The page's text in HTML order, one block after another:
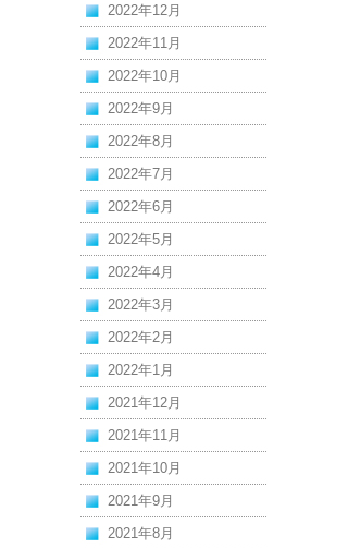
2022年12月
2022年11月
2022年10月
2022年9月
2022年8月
2022年7月
2022年6月
2022年5月
2022年4月
2022年3月
2022年2月
2022年1月
2021年12月
2021年11月
2021年10月
2021年9月
2021年8月